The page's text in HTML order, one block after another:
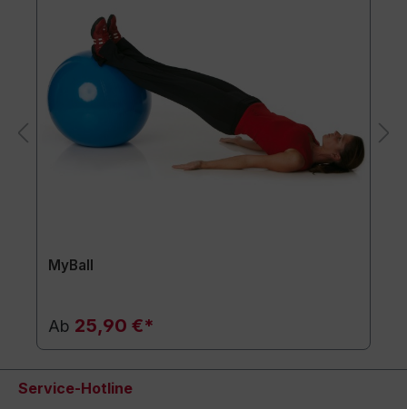
MyBall
Ab 25,90 €*
Service-Hotline